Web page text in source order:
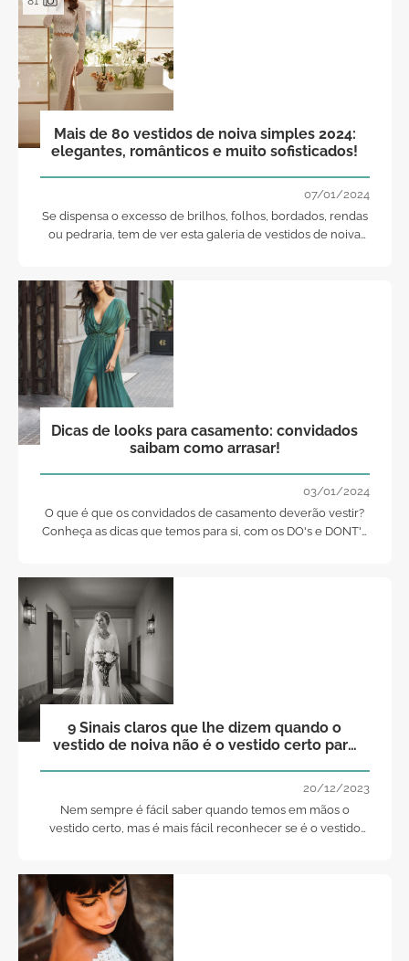
Mais de 80 vestidos de noiva simples 2024:
elegantes, românticos e muito sofisticados!
07/01/2024
Se dispensa o excesso de brilhos, folhos, bordados, rendas
ou pedraria, tem de ver esta galeria de vestidos de noiva
Dicas de looks para casamento: convidados
saibam como arrasar!
03/01/2024
O que é que os convidados de casamento deverão vestir?
Conheça as dicas que temos para si, com os DO's e DONT's
9 Sinais claros que lhe dizem quando o
vestido de noiva não é o vestido certo para
20/12/2023
Nem sempre é fácil saber quando temos em mãos o
vestido certo, mas é mais fácil reconhecer se é o vestido